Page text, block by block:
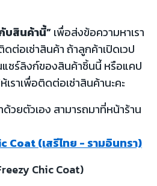
บสินค้านี้”เพื่อส่งข้อความหาเรา
ดต่อเช่าสินค้า ถ้าลูกค้าเปิดเวป
ชร์ลิงก์ของสินค้าชิ้นนี้ หรือแคป
ราเพื่อติดต่อเช่าสินค้านะคะ
วยตัวเอง สามารถมาที่หน้าร้าน
Coat (เสรีไทย - รามอินทรา)
Chic Coat)